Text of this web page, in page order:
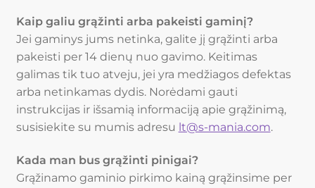
Kaip galiu grąžinti arba pakeisti gaminį?
Jei gaminys jums netinka, galite jį grąžinti arba
pakeisti per 14 dienų nuo gavimo. Keitimas
galimas tik tuo atveju, jei yra medžiagos defektas
arba netinkamas dydis. Norėdami gauti
instrukcijas ir išsamią informaciją apie grąžinimą,
susisiekite su mumis adresu lt@s-mania.com.
Kada man bus grąžinti pinigai?
Grąžinamo gaminio pirkimo kainą grąžinsime per